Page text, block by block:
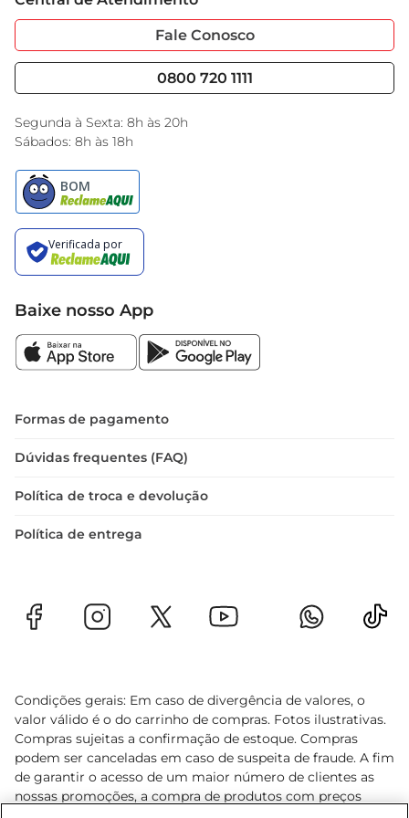
Sobre Privacidade
Portal do Fornecedo
Nossas Lojas
Garantia Estendida
Serviços
Black Friday
Encarte do Dia
Fale Conosco
0800 720 1111
Segunda à Sexta: 8h às 20h
Sábados: 8h às 18h
Baixe nosso App
Formas de pagamento
Dúvidas frequentes (FAQ)
Política de troca e devolução
Política de entrega
Condições gerais: Em caso de divergência de valores, o
valor válido é o do carrinho de compras. Fotos ilustrativas.
Compras sujeitas a confirmação de estoque. Compras
podem ser canceladas em caso de suspeita de fraude. A fim
de garantir o acesso de um maior número de clientes as
nossas promoções, a compra de produtos com preços